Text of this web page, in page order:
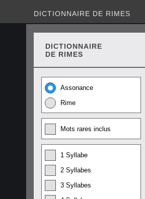
DICTIONNAIRE DE RIMES
DICTIONNAIRE
DE RIMES
Assonance
Rime
Mots rares inclus
1 Syllabe
2 Syllabes
3 Syllabes